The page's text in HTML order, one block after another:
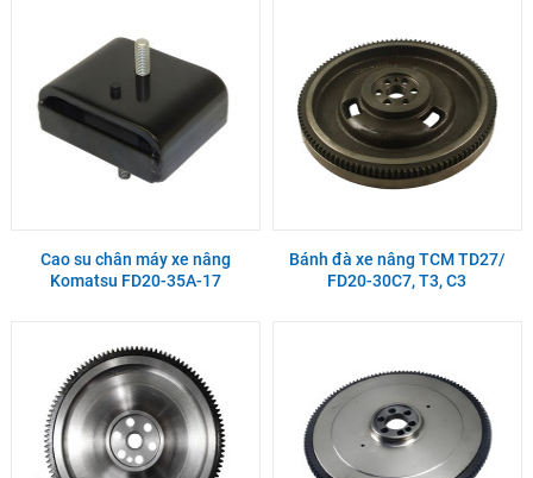
Cao su chân máy xe nâng
Komatsu FD20-35A-17
Bánh đà xe nâng TCM TD27/
FD20-30C7, T3, C3